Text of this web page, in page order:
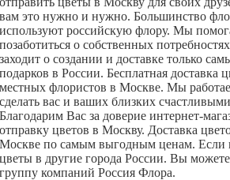
вам это нужно и нужно. Большинство
используют российскую флору. Мы
позаботиться о собственных
заходит о создании и доставке только
подарков в России. Бесплатная доставка
местных флористов в Москве. Мы
сделать вас и ваших близких
Благодарим Вас за доверие интернет-
отправку цветов в Москву. Доставка
Москве по самым выгодным ценам. Если
цветы в другие города России. Вы
группу компаний Россия Флора.